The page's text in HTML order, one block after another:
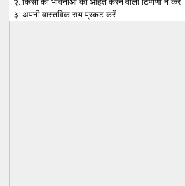
२. किसी की भावनाओं को आहत करने वाली टिप्पणी न करें .
३. अपनी वास्तविक राय प्रकट करें .